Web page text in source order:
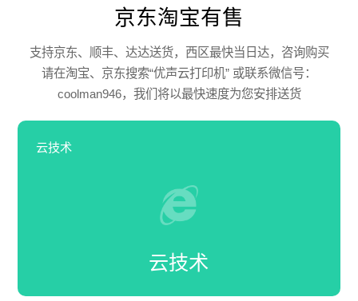
京东淘宝有售
支持京东、顺丰、达达送货，西区最快当日达，咨询购买
请在淘宝、京东搜索“优声云打印机” 或联系微信号：
coolman946，我们将以最快速度为您安排送货
云技术
云技术